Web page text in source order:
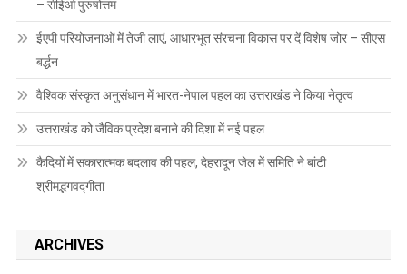
– सीईओ पुरुषोत्तम
ईएपी परियोजनाओं में तेजी लाएं, आधारभूत संरचना विकास पर दें विशेष जोर – सीएस
बर्द्धन
वैश्विक संस्कृत अनुसंधान में भारत-नेपाल पहल का उत्तराखंड ने किया नेतृत्व
उत्तराखंड को जैविक प्रदेश बनाने की दिशा में नई पहल
कैदियों में सकारात्मक बदलाव की पहल, देहरादून जेल में समिति ने बांटी
श्रीमद्भगवद्गीता
ARCHIVES